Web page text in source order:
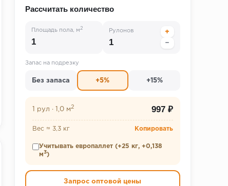
Рассчитать количество
Площадь пола, м 2
Рулонов
+
−
Запас на подрезку
Без запаса +5% +15%
1 рул · 1,0 м 2 997 ₽
Вес ≈ 3,3 кг Копировать
Учитывать европаллет (+25 кг, +0,138
м3)
Запрос оптовой цены